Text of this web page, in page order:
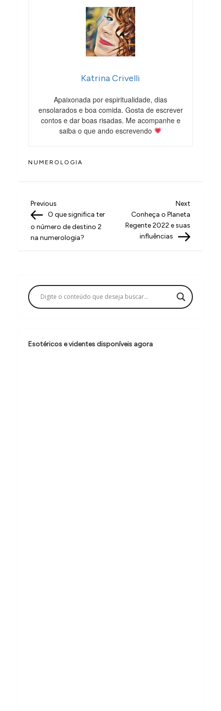
Katrina Crivelli
Apaixonada por espiritualidade, dias
ensolarados e boa comida. Gosta de escrever
contos e dar boas risadas. Me acompanhe e
saiba o que ando escrevendo
NUMEROLOGIA
N
a
v
a
ç
o
d
Previous
Post
Previous
O que significa ter
o número de destino 2
na numerologia?
Next
Post
Next
Conheça o Planeta
Regente 2022 e suas
influências
Esotéricos e videntes disponíveis agora